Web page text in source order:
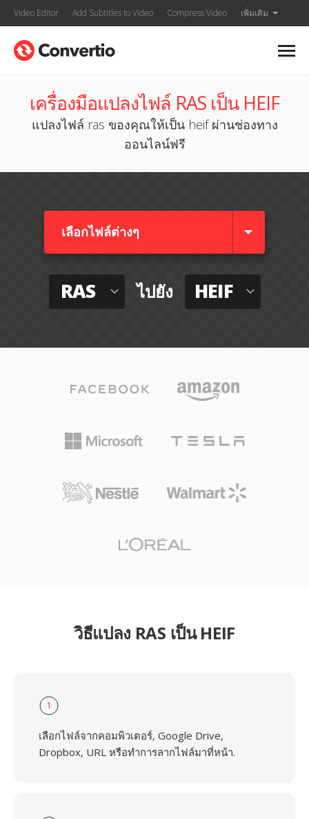
Video Editor Add Subtitles to Video Compress Video เพิ่มเติม
เครื่องมือแปลงไฟล์ RAS เป็น HEIF
แปลงไฟล์ ras ของคุณให้เป็น heif ผ่านช่องทาง
ออนไลน์ฟรี
เลือกไฟล์ต่างๆ​
RAS ไปยัง HEIF
วิธีแปลง RAS เป็น HEIF
1
เลือกไฟล์จากคอมพิวเตอร์, Google Drive,
Dropbox, URL หรือทำการลากไฟล์มาที่หน้า.